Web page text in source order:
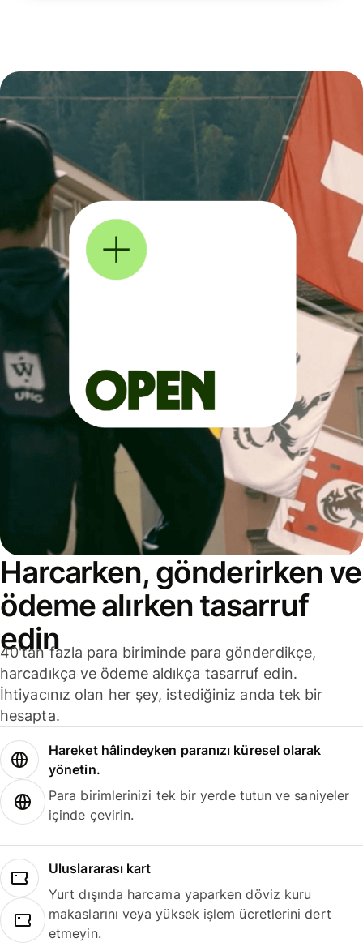
Harcarken, gönderirken ve
ödeme alırken tasarruf
edin
40'tan fazla para biriminde para gönderdikçe,
harcadıkça ve ödeme aldıkça tasarruf edin.
İhtiyacınız olan her şey, istediğiniz anda tek bir
hesapta.
Hareket hâlindeyken paranızı küresel olarak
yönetin.
Para birimlerinizi tek bir yerde tutun ve saniyeler
içinde çevirin.
Uluslararası kart
Yurt dışında harcama yaparken döviz kuru
makaslarını veya yüksek işlem ücretlerini dert
etmeyin.